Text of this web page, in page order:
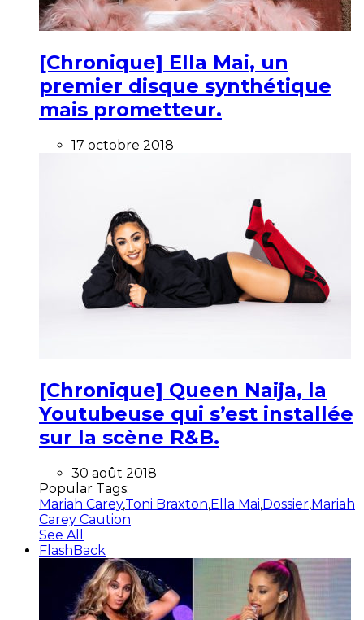
[Chronique] Ella Mai, un
premier disque synthétique
mais prometteur.
17 octobre 2018
[Chronique] Queen Naija, la
Youtubeuse qui s’est installée
sur la scène R&B.
30 août 2018
Popular Tags:
Mariah Carey,Toni Braxton,Ella Mai,Dossier,Mariah
Carey Caution
See All
FlashBack